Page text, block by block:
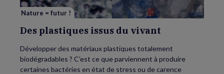
Nature = futur !
Des plastiques issus du vivant
Développer des matériaux plastiques totalement
biodégradables ? C’est ce que parviennent à produire
certaines bactéries en état de stress ou de carence